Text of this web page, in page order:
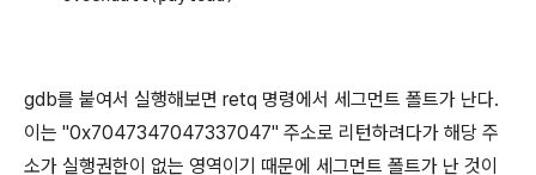
gdb를 붙여서 실행해보면 retq 명령에서 세그먼트 폴트가 난다.
이는 "0x7047347047337047" 주소로 리턴하려다가 해당 주
소가 실행권한이 없는 영역이기 때문에 세그먼트 폴트가 난 것이